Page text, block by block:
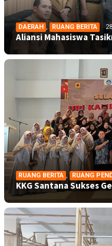
DAERAH , RUANG BERITA
Aliansi Mahasiswa
RUANG BERITA , RUANG
KKG Santana Sukses